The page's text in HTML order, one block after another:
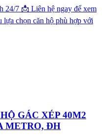
24/7 📩 Liên hệ ngay để xem
lựa chọn căn hộ phù hợp với
GÁC XÉP 40M2
METRO, ĐH